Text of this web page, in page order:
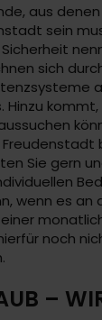
aus
sein
sich
Hinzu kommt,
Sie gern
wenn es an
noch
–